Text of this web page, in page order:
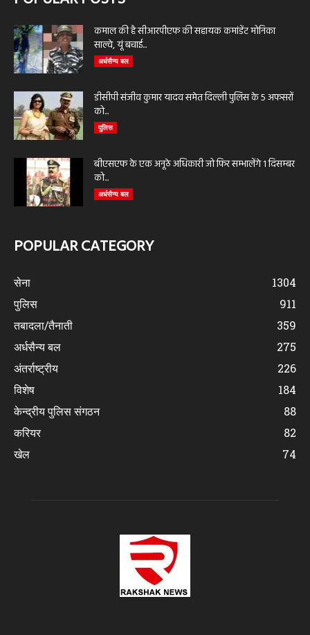
कमाल की है सीआरपीएफ की सहायक कमांडेंट मोनिका
साल्वे, यूं बचाई...
अर्धसैन्य बल
डीसीपी संजीव कुमार यादव समेत दिल्ली पुलिस के 5 अफसरों
को...
पुलिस
बीएसएफ के एक अनूठे अधिकारी जो फिर सम्भालेंगे 1 दिसम्बर
को...
अर्धसैन्य बल
POPULAR CATEGORY
सेना
1304
पुलिस
911
तबादला/तैनाती
359
अर्धसैन्य बल
275
अंतर्राष्ट्रीय
226
विशेष
184
केन्द्रीय पुलिस संगठन
88
करियर
82
खेल
74